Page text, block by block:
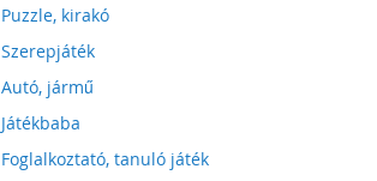
Puzzle, kirakó
Szerepjáték
Autó, jármű
Játékbaba
Foglalkoztató, tanuló játék